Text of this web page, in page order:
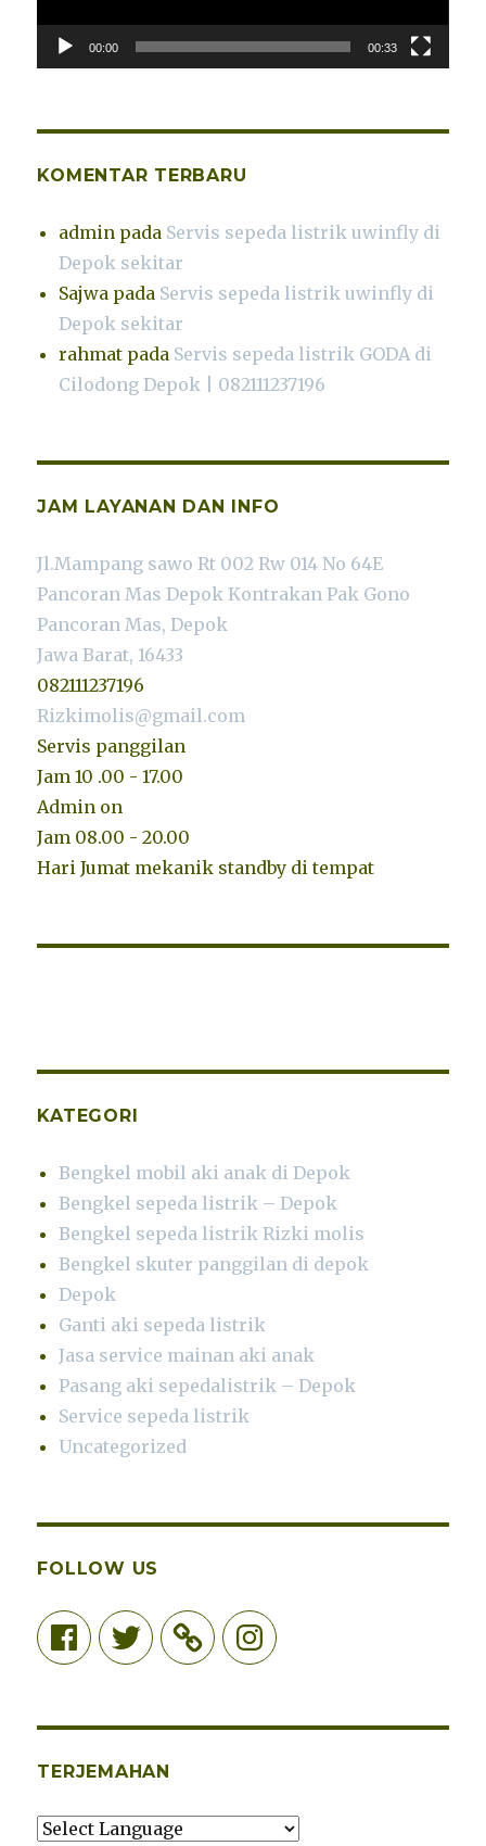
00:00 00:33
KOMENTAR TERBARU
admin pada Servis sepeda listrik uwinfly di
Depok sekitar
Sajwa pada Servis sepeda listrik uwinfly di
Depok sekitar
rahmat pada Servis sepeda listrik GODA di
Cilodong Depok | 082111237196
JAM LAYANAN DAN INFO
Jl.Mampang sawo Rt 002 Rw 014 No 64E
Pancoran Mas Depok Kontrakan Pak Gono
Pancoran Mas, Depok
Jawa Barat, 16433
082111237196
Rizkimolis@gmail.com
Servis panggilan
Jam 10 .00 - 17.00
Admin on
Jam 08.00 - 20.00
Hari Jumat mekanik standby di tempat
KATEGORI
Bengkel mobil aki anak di Depok
Bengkel sepeda listrik – Depok
Bengkel sepeda listrik Rizki molis
Bengkel skuter panggilan di depok
Depok
Ganti aki sepeda listrik
Jasa service mainan aki anak
Pasang aki sepedalistrik – Depok
Service sepeda listrik
Uncategorized
FOLLOW US
FacebookTwitter Instagram
TERJEMAHAN